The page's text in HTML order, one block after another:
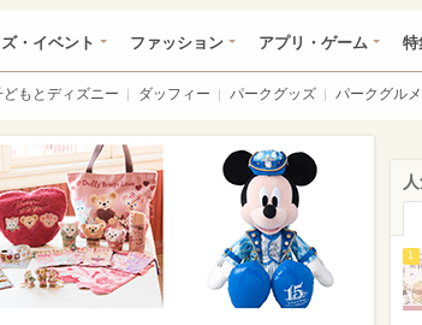
・イベント ファッション アプリ・ゲーム 特
どもとディズニー ダッフィー パークグッズ パークグルメ
1